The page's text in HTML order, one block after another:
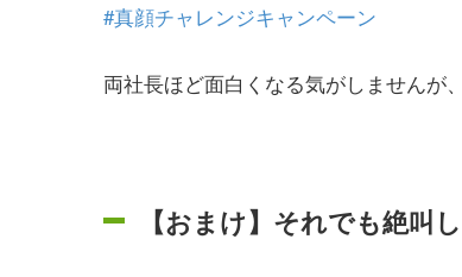
#真顔チャレンジキャンペーン
両社長ほど面白くなる気がしませんが
【おまけ】それでも絶叫